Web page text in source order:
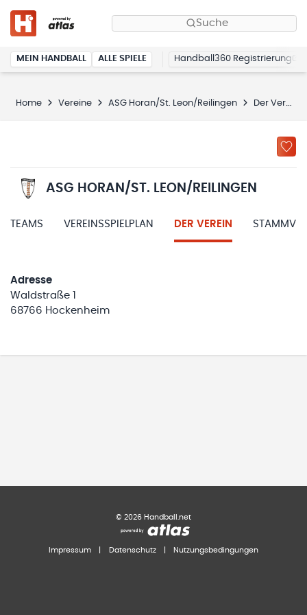
Suche
MEIN HANDBALL ALLE SPIELE Handball360 Registrierung
Home Vereine ASG Horan/St. Leon/Reilingen Der Verein
ASG HORAN/ST. LEON/REILINGEN
TEAMS VEREINSSPIELPLAN DER VEREIN
Adresse
Waldstraße 1
68766 Hockenheim
© 2026 Handball.net
Impressum Datenschutz Nutzungsbedingungen